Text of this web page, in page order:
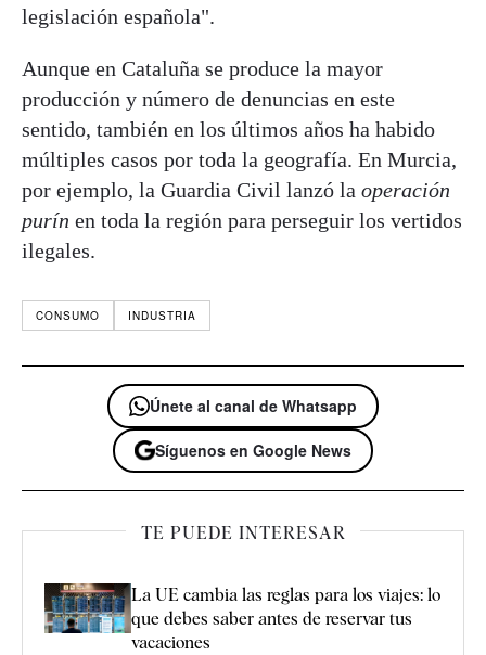
legislación española".
Aunque en Cataluña se produce la mayor
producción y número de denuncias en este
sentido, también en los últimos años ha habido
múltiples casos por toda la geografía. En Murcia,
por ejemplo, la Guardia Civil lanzó la operación
purín en toda la región para perseguir los vertidos
ilegales.
CONSUMO INDUSTRIA
Únete al canal de Whatsapp
Síguenos en Google News
TE PUEDE INTERESAR
La UE cambia las reglas para los viajes: lo
que debes saber antes de reservar tus
vacaciones